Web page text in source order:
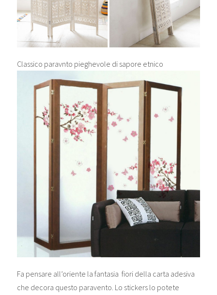
Classico paravnto pieghevole di sapore etnico
Fa pensare all’oriente la fantasia fiori della carta adesiva
che decora questo paravento. Lo stickers lo potete